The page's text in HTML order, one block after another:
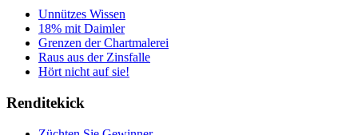
Unnützes Wissen
18% mit Daimler
Grenzen der Chartmalerei
Raus aus der Zinsfalle
Hört nicht auf sie!
Renditekick